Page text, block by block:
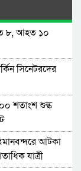
৮, আহত ১০
সিনেটরদের
শতাংশ শুল্ক
আটকা
যাত্রী